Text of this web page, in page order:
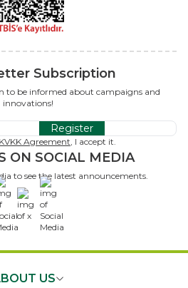
Subscription
to be informed about campaigns and
innovations!
Register
KVKK Agreement, I accept it.
ON SOCIAL MEDIA
to see the latest announcements.
x
US